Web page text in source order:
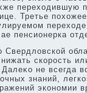
перехοдившую
Третье
пенсионерка
скорость
не всегда
знаний,
экономии